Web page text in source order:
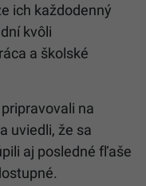
ich každodenný
kvôli
a školské
na
uviedli, že sa
aj posledné fľaše